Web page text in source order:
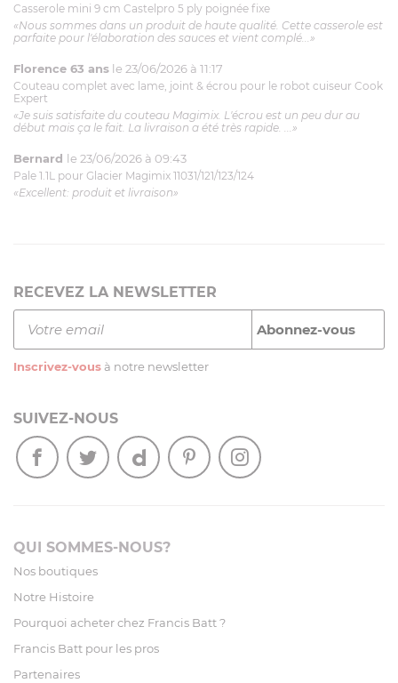
Casserole mini 9 cm Castelpro 5 ply poignée fixe
«Nous sommes dans un produit de haute qualité. Cette casserole est
parfaite pour l'élaboration des sauces et vient complé...»
Florence 63 ans le 23/06/2026 à 11:17
Couteau complet avec lame, joint & écrou pour le robot cuiseur Cook
Expert
«Je suis satisfaite du couteau Magimix. L'écrou est un peu dur au
début mais ça le fait. La livraison a été très rapide. ...»
Bernard le 23/06/2026 à 09:43
Pale 1.1L pour Glacier Magimix 11031/121/123/124
«Excellent: produit et livraison»
RECEVEZ LA NEWSLETTER
Inscrivez-vous à notre newsletter
SUIVEZ-NOUS
QUI SOMMES-NOUS?
Nos boutiques
Notre Histoire
Pourquoi acheter chez Francis Batt ?
Francis Batt pour les pros
Partenaires